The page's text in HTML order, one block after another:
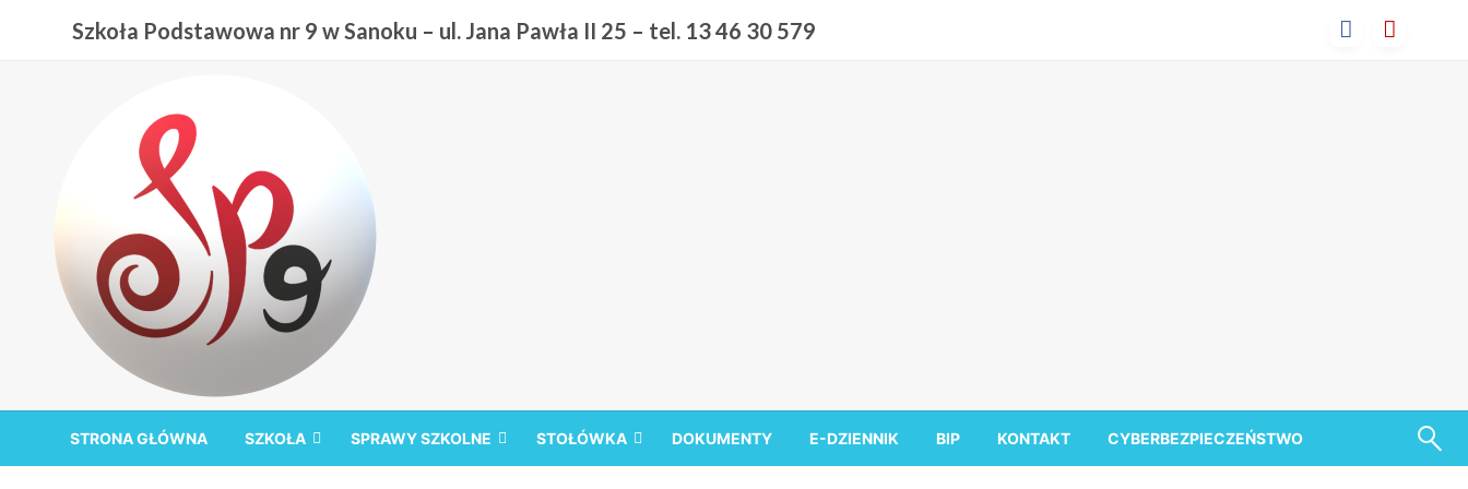
treści
Szkoła Podstawowa nr 9 w Sanoku – ul. Jana Pawła II 25 – tel. 13 46 30 579
Szkoła Podstawowa nr 9 w Sanoku
STRONA GŁÓWNA SZKOŁA SPRAWY SZKOLNE STOŁÓWKA DOKUMENTY E-DZIENNIK BIP KONTAKT CYBERBEZPIECZEŃSTWO